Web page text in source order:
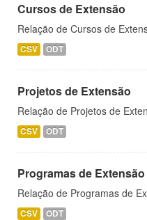
Cursos de Extensão
Relação de Cursos de
CSV ODT
Projetos de Extensão
Relação de Projetos de
CSV ODT
Programas de Extensão
Relação de Programas de
CSV ODT